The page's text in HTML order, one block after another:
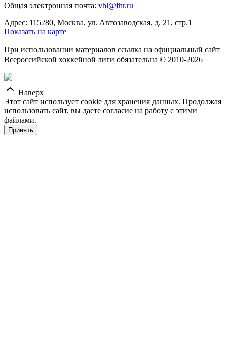
Общая электронная почта: vhl@fhr.ru
Адрес: 115280, Москва, ул. Автозаводская, д. 21, стр.1
Показать на карте
При использовании материалов ссылка на официальный сайт
Всероссийской хоккейной лиги обязательна © 2010-2026
Наверх
Этот сайт использует cookie для хранения данных. Продолжая
использовать сайт, вы даете согласие на работу с этими
файлами.
Принять